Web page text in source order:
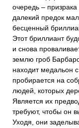
очередь –
далекий предок
бесценный
Этот бриллиант
и снова
землю гроб
находит медальон
пробирается на
людей, которых
Является их
требуют, чтобы он
Уходя, они